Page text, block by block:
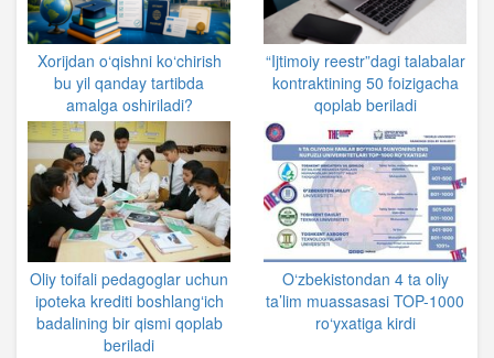
Xorijdan o‘qishni ko‘chirish
bu yil qanday tartibda
amalga oshiriladi?
“Ijtimoiy reestr”dagi talabalar
kontraktining 50 foizigacha
qoplab beriladi
Oliy toifali pedagoglar uchun
ipoteka krediti boshlangʻich
badalining bir qismi qoplab
beriladi
O‘zbekistondan 4 ta oliy
ta’lim muassasasi TOP-1000
ro‘yxatiga kirdi